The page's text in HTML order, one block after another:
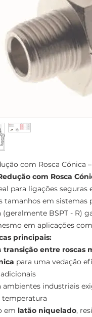
com Rosca Cónica
com Rosca
para ligações
tamanhos em sistemas
(geralmente BSPT - R)
em aplicações
principais:
transição entre roscas
para uma vedação
ambientes industriais
temperatura
em latão niquelado,